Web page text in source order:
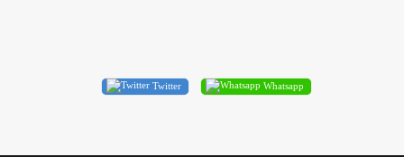
Twitter Whatsapp